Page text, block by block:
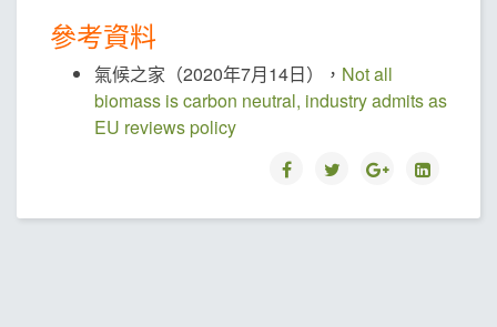
參考資料
氣候之家（2020年7月14日）， Not all
biomass is carbon neutral, industry admits as
EU reviews policy